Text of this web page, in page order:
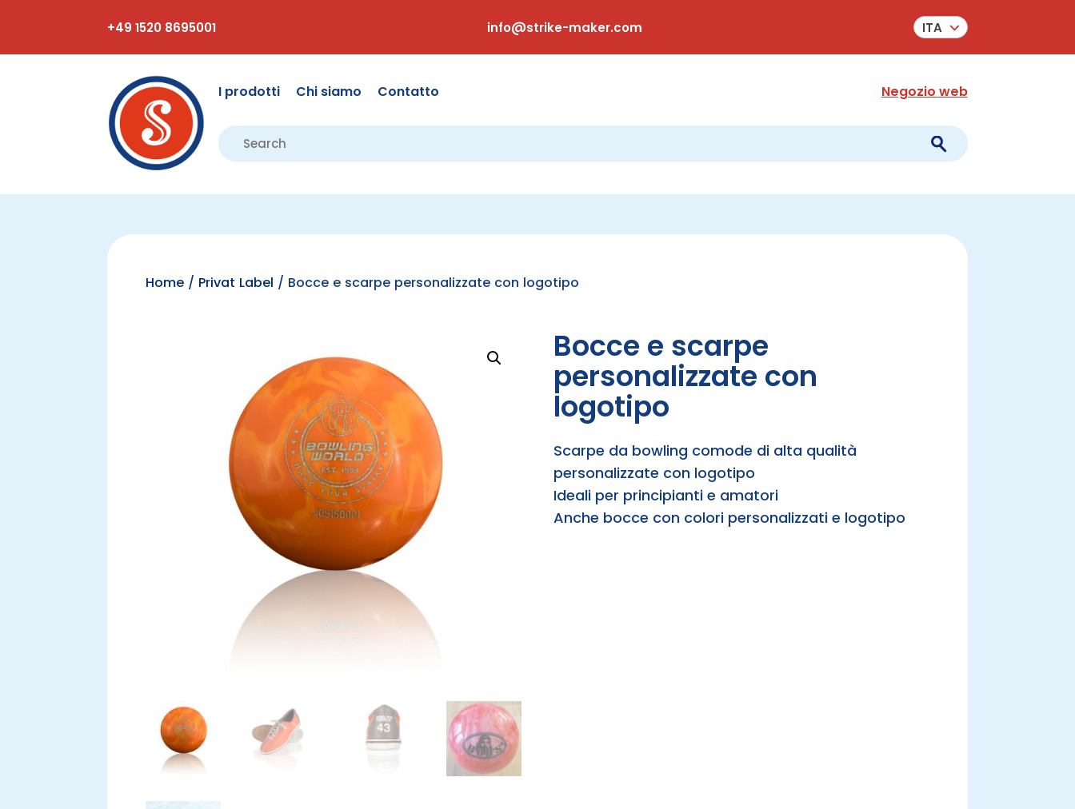
+49 1520 8695001 info@strike-maker.com ITA
I prodotti Chi siamo Contatto Negozio web
Home / Privat Label / Bocce e scarpe personalizzate con logotipo
Bocce e scarpe
personalizzate con
logotipo
Scarpe da bowling comode di alta qualità
personalizzate con logotipo
Ideali per principianti e amatori
Anche bocce con colori personalizzati e logotipo